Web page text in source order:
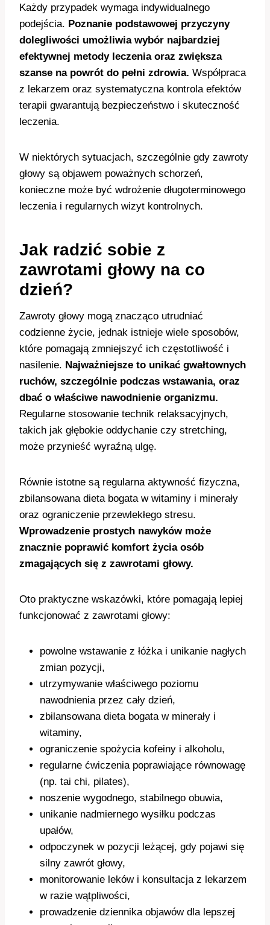
Każdy przypadek wymaga indywidualnego
podejścia. Poznanie podstawowej przyczyny
dolegliwości umożliwia wybór najbardziej
efektywnej metody leczenia oraz zwiększa
szanse na powrót do pełni zdrowia. Współpraca
z lekarzem oraz systematyczna kontrola efektów
terapii gwarantują bezpieczeństwo i skuteczność
leczenia.
W niektórych sytuacjach, szczególnie gdy zawroty
głowy są objawem poważnych schorzeń,
konieczne może być wdrożenie długoterminowego
leczenia i regularnych wizyt kontrolnych.
Jak radzić sobie z
zawrotami głowy na co
dzień?
Zawroty głowy mogą znacząco utrudniać
codzienne życie, jednak istnieje wiele sposobów,
które pomagają zmniejszyć ich częstotliwość i
nasilenie. Najważniejsze to unikać gwałtownych
ruchów, szczególnie podczas wstawania, oraz
dbać o właściwe nawodnienie organizmu.
Regularne stosowanie technik relaksacyjnych,
takich jak głębokie oddychanie czy stretching,
może przynieść wyraźną ulgę.
Równie istotne są regularna aktywność fizyczna,
zbilansowana dieta bogata w witaminy i minerały
oraz ograniczenie przewlekłego stresu.
Wprowadzenie prostych nawyków może
znacznie poprawić komfort życia osób
zmagających się z zawrotami głowy.
Oto praktyczne wskazówki, które pomagają lepiej
funkcjonować z zawrotami głowy:
powolne wstawanie z łóżka i unikanie nagłych
zmian pozycji,
utrzymywanie właściwego poziomu
nawodnienia przez cały dzień,
zbilansowana dieta bogata w minerały i
witaminy,
ograniczenie spożycia kofeiny i alkoholu,
regularne ćwiczenia poprawiające równowagę
(np. tai chi, pilates),
noszenie wygodnego, stabilnego obuwia,
unikanie nadmiernego wysiłku podczas
upałów,
odpoczynek w pozycji leżącej, gdy pojawi się
silny zawrót głowy,
monitorowanie leków i konsultacja z lekarzem
w razie wątpliwości,
prowadzenie dziennika objawów dla lepszej